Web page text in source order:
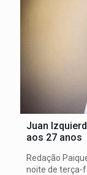
Juan
aos 27 anos
Redação
noite de terça-